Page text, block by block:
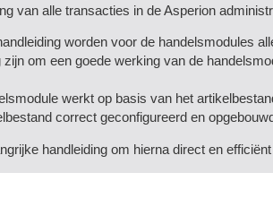
van alle transacties in de Asperion
worden voor de handelsmodules
zijn om een goede werking van de
werkt op basis van het
correct geconfigureerd en
handleiding om hierna direct en